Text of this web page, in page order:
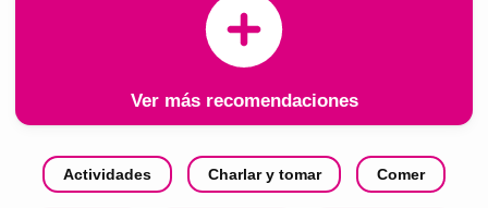
Ver más recomendaciones
Actividades Charlar y tomar Comer